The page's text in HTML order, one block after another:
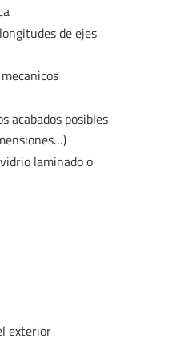
de ejes
acabados posibles
laminado o
exterior